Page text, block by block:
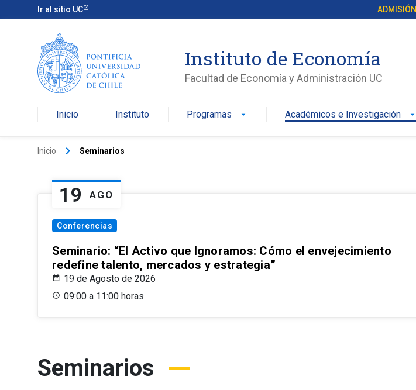
Ir al sitio UC ADMISIÓN
Instituto de Economía
Facultad de Economía y Administración UC
Inicio Instituto Programas arrow_drop_down Académicos e Investigación arrow_drop_down
Inicio keyboard_arrow_right Seminarios
19 AGO
Conferencias
Seminario: “El Activo que Ignoramos: Cómo el envejecimiento
redefine talento, mercados y estrategia”
19 de Agosto de 2026
09:00 a 11:00 horas
Seminarios